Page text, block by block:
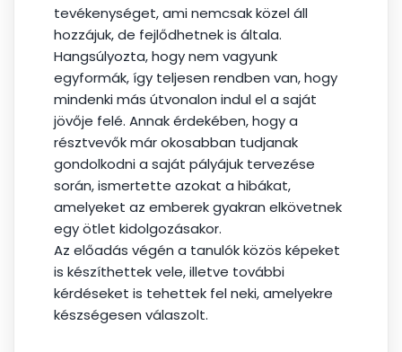
tevékenységet, ami nemcsak közel áll
hozzájuk, de fejlődhetnek is általa.
Hangsúlyozta, hogy nem vagyunk
egyformák, így teljesen rendben van, hogy
mindenki más útvonalon indul el a saját
jövője felé. Annak érdekében, hogy a
résztvevők már okosabban tudjanak
gondolkodni a saját pályájuk tervezése
során, ismertette azokat a hibákat,
amelyeket az emberek gyakran elkövetnek
egy ötlet kidolgozásakor.
Az előadás végén a tanulók közös képeket
is készíthettek vele, illetve további
kérdéseket is tehettek fel neki, amelyekre
készségesen válaszolt.